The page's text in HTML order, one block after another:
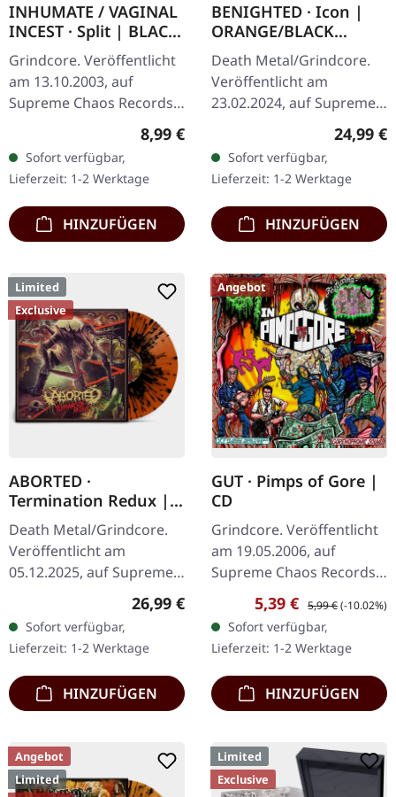
INHUMATE / VAGINAL
INCEST · Split | BLACK
7" EP
Grindcore. Veröffentlicht
am 13.10.2003, auf
Supreme Chaos Records.
Schwarzes, schweres 7"
Vinyl im stabilen Cover
mit bedruckter
Innenhülle. Vinyl…
Regulärer Preis:
8,99 €
Sofort verfügbar,
Lieferzeit: 1-2 Werktage
HINZUFÜGEN
BENIGHTED · Icon |
ORANGE/BLACK
MARBLED LP
Death Metal/Grindcore.
Veröffentlicht am
23.02.2024, auf Supreme
Transparent Dunkel-
Orange mit schwarz
marmoriertem Vinyl mit
schwerem…
24,99 €
Sofort verfügbar,
Lieferzeit: 1-2 Werktage
HINZUFÜGEN
Limited
Exclusive
ABORTED ·
Termination Redux |
ORANGE/BLACK
SPLATTER LP
Death Metal/Grindcore.
Veröffentlicht am
05.12.2025, auf Supreme
Orangenes Vinyl mit
schwarzen Splattern -
"Slash Splatter Vinyl".…
Regulärer Preis:
26,99 €
Sofort verfügbar,
Lieferzeit: 1-2 Werktage
HINZUFÜGEN
Angebot
GUT · Pimps of Gore |
CD
Grindcore. Veröffentlicht
am 19.05.2006, auf
Supreme Chaos Records.
CD im Jewelcase mit
Booklet. Was passiert,
wenn Porngrind-Pioniere
auf…
Verkaufspreis:
5,39 € Regulärer Preis:
5,99 €(-10.02%)
Sofort verfügbar,
Lieferzeit: 1-2 Werktage
HINZUFÜGEN
Angebot
Limited
Limited
Exclusive